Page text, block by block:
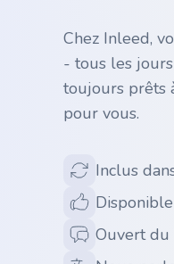
Chez Inleed,
- tous les
toujours prêts
pour vous.
Inclus
Ouvert